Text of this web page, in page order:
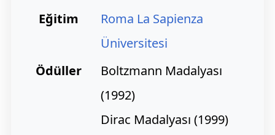
Eğitim
Roma La Sapienza
Üniversitesi
Ödüller
Boltzmann Madalyası
(1992)
Dirac Madalyası (1999)